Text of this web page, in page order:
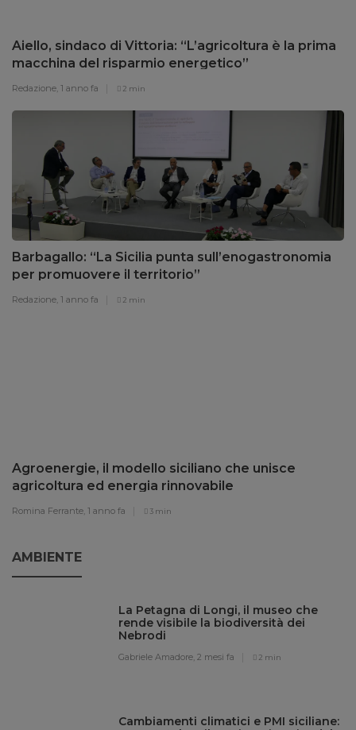
Aiello, sindaco di Vittoria: “L’agricoltura è la prima
macchina del risparmio energetico”
Redazione, 1 anno fa 2 min
Barbagallo: “La Sicilia punta sull’enogastronomia
per promuovere il territorio”
Redazione, 1 anno fa 2 min
Agroenergie, il modello siciliano che unisce
agricoltura ed energia rinnovabile
Romina Ferrante, 1 anno fa 3 min
AMBIENTE
La Petagna di Longi, il museo che
rende visibile la biodiversità dei
Nebrodi
Gabriele Amadore,2 mesi fa 2 min
Cambiamenti climatici e PMI siciliane: